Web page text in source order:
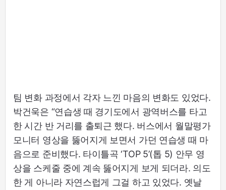
팀 변화 과정에서 각자 느낀 마음의 변화도 있었다.
박건욱은 “연습생 때 경기도에서 광역버스를 타고
한 시간 반 거리를 출퇴근 했다. 버스에서 월말평가
모니터 영상을 뚫어지게 보면서 가던 연습생 때 마
음으로 준비했다. 타이틀곡 ‘TOP 5’(톱 5) 안무 영
상을 스케줄 중에 계속 뚫어지게 보게 되더라. 의도
한 게 아니라 자연스럽게 그걸 하고 있었다. 옛날